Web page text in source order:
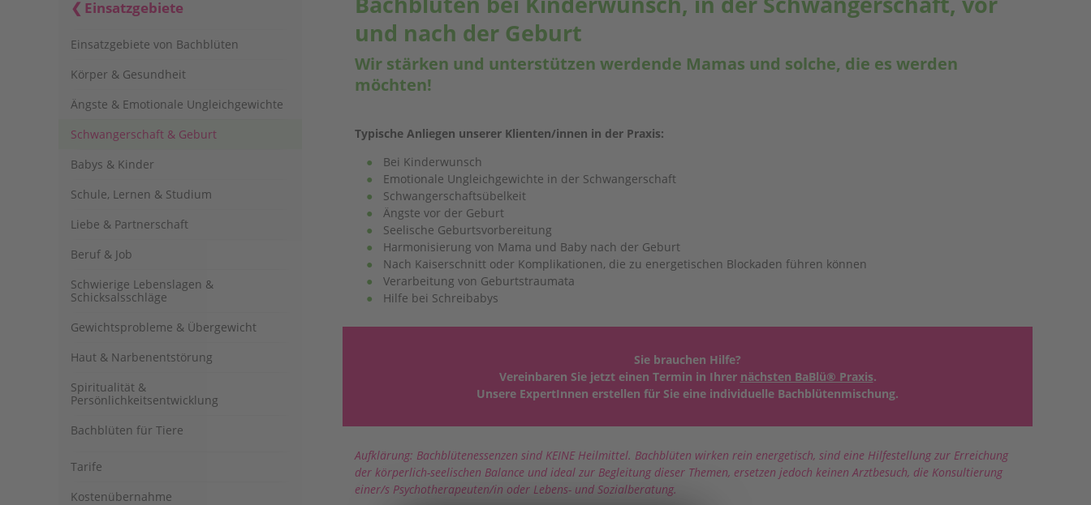
und nach der Geburt
Wir stärken und unterstützen werdende Mamas und solche, die es werden
möchten!
Typische Anliegen unserer Klienten/innen in der Praxis:
Bei Kinderwunsch
Emotionale Ungleichgewichte in der Schwangerschaft
Schwangerschaftsübelkeit
Ängste vor der Geburt
Seelische Geburtsvorbereitung
Harmonisierung von Mama und Baby nach der Geburt
Nach Kaiserschnitt oder Komplikationen, die zu energetischen Blockaden führen können
Verarbeitung von Geburtstraumata
Hilfe bei Schreibabys
Sie brauchen Hilfe?
Vereinbaren Sie jetzt einen Termin in Ihrer nächsten BaBlü® Praxis.
Unsere ExpertInnen erstellen für Sie eine individuelle Bachblütenmischung.
Aufklärung: Bachblütenessenzen sind KEINE Heilmittel. Bachblüten wirken rein energetisch, sind eine Hilfestellung zur Erreichung
der körperlich-seelischen Balance und ideal zur Begleitung dieser Themen, ersetzen jedoch keinen Arztbesuch, die Konsultierung
einer/s Psychotherapeuten/in oder Lebens- und Sozialberatung.
Einsatzgebiete
Einsatzgebiete von Bachblüten
Körper & Gesundheit
Ängste & Emotionale Ungleichgewichte
Schwangerschaft & Geburt
Babys & Kinder
Schule, Lernen & Studium
Liebe & Partnerschaft
Beruf & Job
Schwierige Lebenslagen &
Schicksalsschläge
Gewichtsprobleme & Übergewicht
Haut & Narbenentstörung
Spiritualität &
Persönlichkeitsentwicklung
Bachblüten für Tiere
Tarife
Kostenübernahme